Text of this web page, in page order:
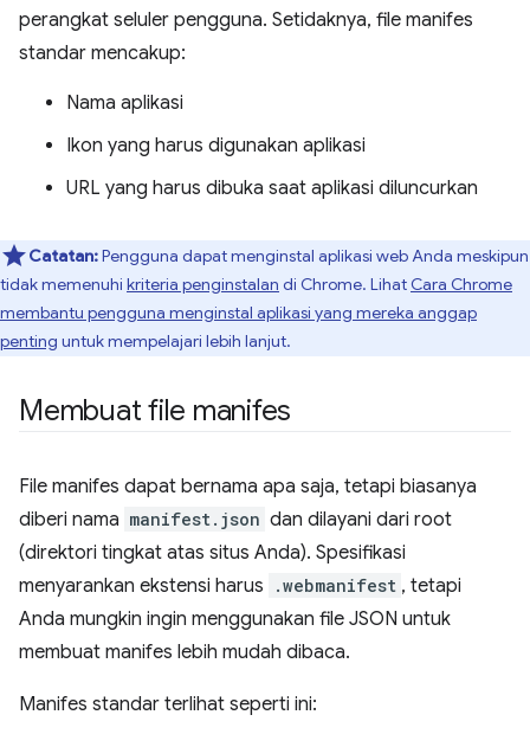
perangkat seluler pengguna. Setidaknya, file manifes
standar mencakup:
Nama aplikasi
Ikon yang harus digunakan aplikasi
URL yang harus dibuka saat aplikasi diluncurkan
Catatan:Pengguna dapat menginstal aplikasi web Anda meskipun
tidak memenuhi kriteria penginstalan di Chrome. Lihat Cara Chrome
membantu pengguna menginstal aplikasi yang mereka anggap
penting untuk mempelajari lebih lanjut.
Membuat file manifes
File manifes dapat bernama apa saja, tetapi biasanya
diberi nama manifest.json dan dilayani dari root
(direktori tingkat atas situs Anda). Spesifikasi
menyarankan ekstensi harus
.webmanifest , tetapi
Anda mungkin ingin menggunakan file JSON untuk
membuat manifes lebih mudah dibaca.
Manifes standar terlihat seperti ini: